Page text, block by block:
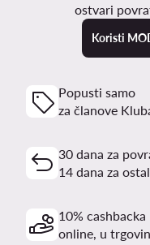
ostvari
Koristi
Popusti samo
za članove
30 dana za
14 dana za
10%
online, u